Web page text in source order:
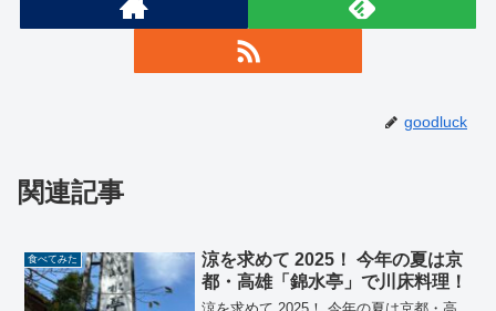
goodluck
関連記事
食べてみた
涼を求めて 2025！ 今年の夏は京
都・高雄「錦水亭」で川床料理！